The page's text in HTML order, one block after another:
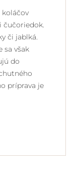
koláčov
čučoriedok.
či jablká.
sa však
do
príprava je